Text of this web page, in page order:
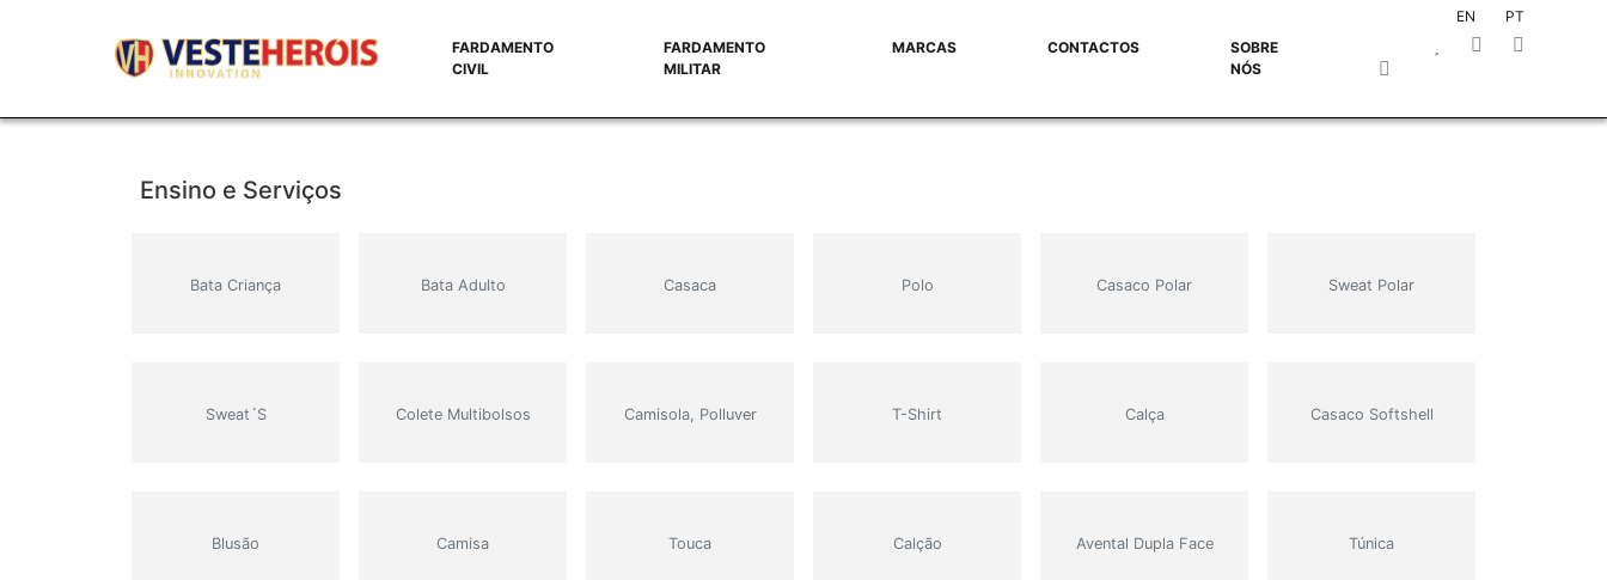
EN
PT
FARDAMENTO
CIVIL
FARDAMENTO
MILITAR
MARCAS CONTACTOS
SOBRE
NÓS
Ensino e Serviços
Bata Criança Bata Adulto Casaca Polo Casaco Polar Sweat Polar
Sweat´s Colete Multibolsos Camisola, Polluver T-Shirt Calça Casaco Softshell
Blusão Camisa Touca Calção Avental Dupla Face Túnica